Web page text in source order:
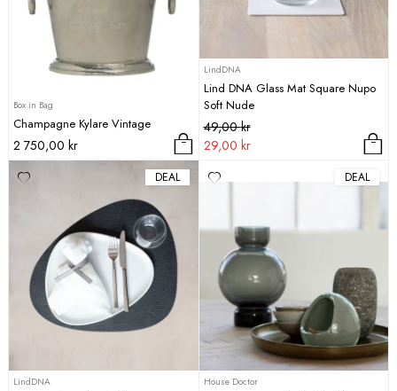
Box in Bag
Champagne Kylare Vintage
2 750,00 kr
LindDNA
Lind DNA Glass Mat Square Nupo
Soft Nude
49,00kr
Det
ursprungliga
var:
29,00 kr
Det
nuvarande
är:
DEAL
LindDNA
DEAL
House Doctor